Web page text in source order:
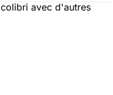
avec d'autres